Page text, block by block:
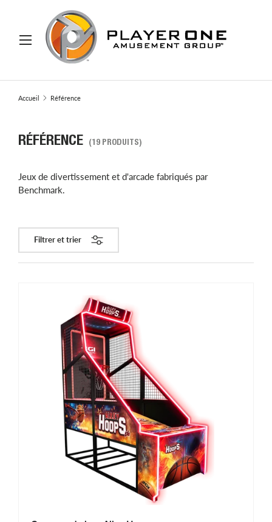
AU CONTENU
Recherche
Accueil Référence
RÉFÉRENCE (19 PRODUITS)
Jeux de divertissement et d'arcade fabriqués par
Benchmark.
Filtrer et trier